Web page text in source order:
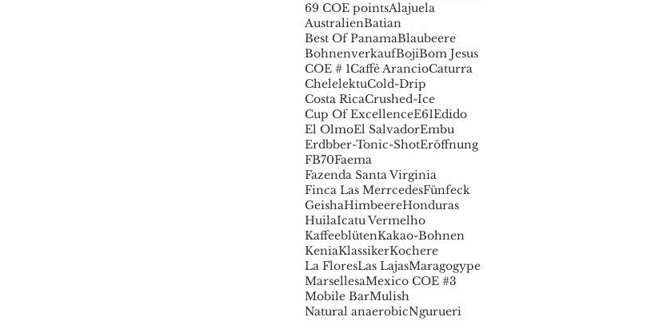
69 COE pointsAlajuela
AustralienBatian
Best Of PanamaBlaubeere
BohnenverkaufBojiBom Jesus
COE # 1Caffè ArancioCaturra
ChelelektuCold-Drip
Costa RicaCrushed-Ice
Cup Of ExcellenceE61Edido
El OlmoEl SalvadorEmbu
Erdbber-Tonic-ShotEröffnung
FB70Faema
Fazenda Santa Virginia
Finca Las MerrcedesFünfeck
GeishaHimbeereHonduras
HuilaIcatu Vermelho
KaffeeblütenKakao-Bohnen
KeniaKlassikerKochere
La FloresLas LajasMaragogype
MarsellesaMexico COE #3
Mobile BarMulish
Natural anaerobicNgurueri